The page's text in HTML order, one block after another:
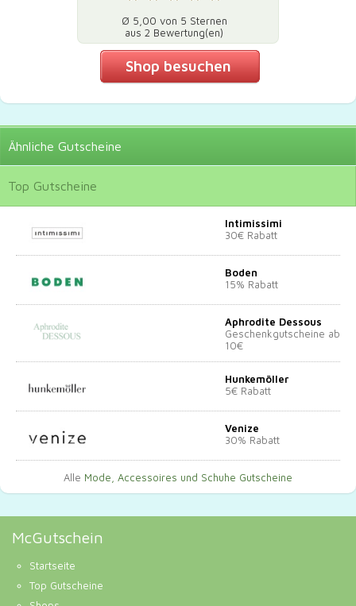
Ø 5,00 von 5 Sternen
aus 2 Bewertung(en)
Shop besuchen
Ähnliche Gutscheine
Top Gutscheine
Intimissimi
30€ Rabatt
Boden
15% Rabatt
Aphrodite Dessous
Geschenkgutscheine ab
10€
Hunkemöller
5€ Rabatt
Venize
30% Rabatt
Alle Mode, Accessoires und Schuhe Gutscheine
McGutschein
Startseite
Top Gutscheine